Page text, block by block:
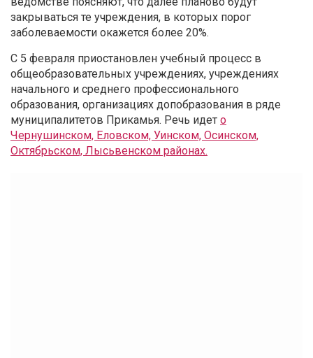
закрываться те учреждения, в которых порог
заболеваемости окажется более 20%.
С 5 февраля приостановлен учебный процесс в
общеобразовательных учреждениях, учреждениях
начального и среднего профессионального
образования, организациях допобразования в ряде
муниципалитетов Прикамья. Речь идет о
Чернушинском, Еловском, Уинском, Осинском,
Октябрьском, Лысьвенском районах.